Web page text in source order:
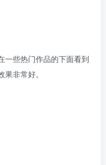
一些热门作品的下面看到
非常好。